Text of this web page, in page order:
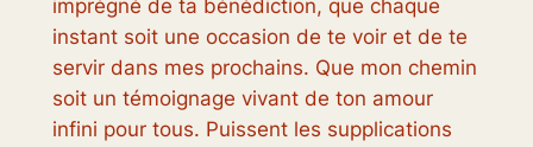
imprégné de ta bénédiction, que chaque
instant soit une occasion de te voir et de te
servir dans mes prochains. Que mon chemin
soit un témoignage vivant de ton amour
infini pour tous. Puissent les supplications